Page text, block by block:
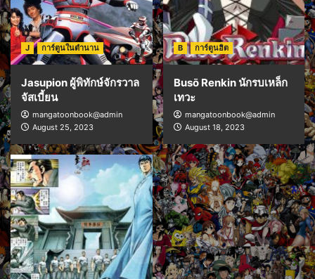
J การ์ตูนในตำนาน
Jasupion ผู้พิทักษ์จักรวาล
จัสเบี้ยน
mangatoonbook@admin
August 25, 2023
B การ์ตูนฮิต
Busō Renkin นักรบเหล็ก
เทวะ
mangatoonbook@admin
August 18, 2023